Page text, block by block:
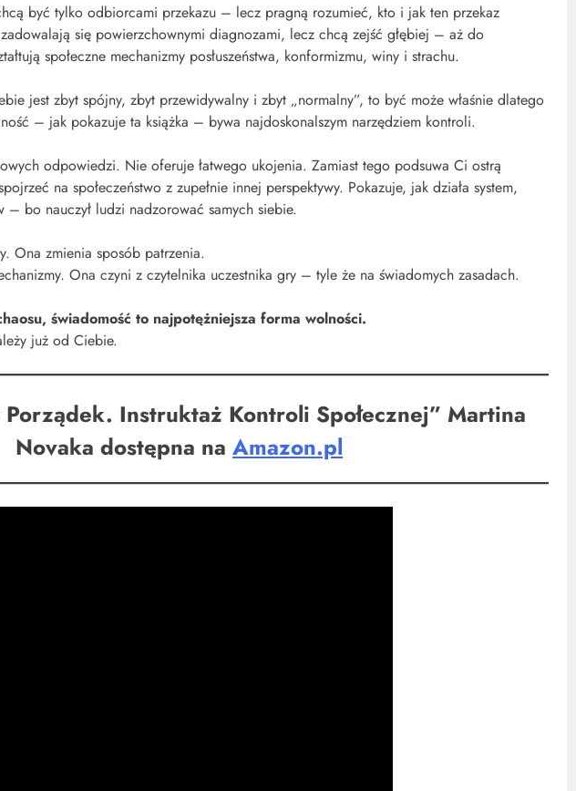
być tylko odbiorcami przekazu – lecz pragną rozumieć, kto i jak ten przekaz
się powierzchownymi diagnozami, lecz chcą zejść głębiej – aż do
społeczne mechanizmy posłuszeństwa, konformizmu, winy i strachu.
jest zbyt spójny, zbyt przewidywalny i zbyt „normalny”, to być może właśnie dlatego
– jak pokazuje ta książka – bywa najdoskonalszym narzędziem kontroli.
odpowiedzi. Nie oferuje łatwego ukojenia. Zamiast tego podsuwa Ci ostrą
na społeczeństwo z zupełnie innej perspektywy. Pokazuje, jak działa system,
– bo nauczył ludzi nadzorować samych siebie.
Ona zmienia sposób patrzenia.
Ona czyni z czytelnika uczestnika gry – tyle że na świadomych zasadach.
świadomość to najpotężniejsza forma wolności.
już od Ciebie.
Instruktaż Kontroli Społecznej” Martina
Novaka dostępna naAmazon.pl